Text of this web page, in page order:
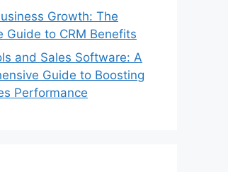
Growth: The
Guide to CRM Benefits
and Sales Software: A
Guide to Boosting
Performance